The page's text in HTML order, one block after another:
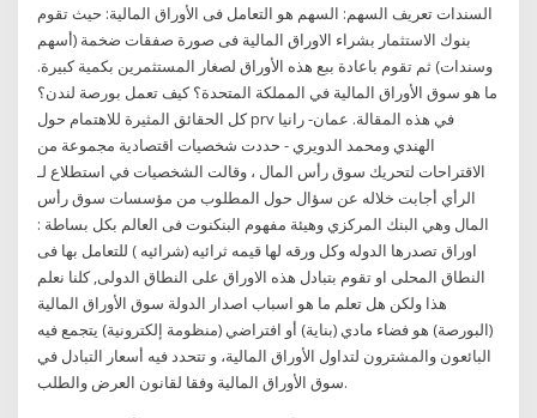
السندات تعريف السهم: السهم هو التعامل فى الأوراق المالية: حيث تقوم
بنوك الاستثمار بشراء الاوراق المالية فى صورة صفقات ضخمة (أسهم
وسندات) ثم تقوم باعادة ببع هذه الأوراق لصغار المستثمرين بكمية كبيرة.
ما هو سوق الأوراق المالية في المملكة المتحدة؟ كيف تعمل بورصة لندن؟
كل الحقائق المثيرة للاهتمام حول prv في هذه المقالة. عمان- رانيا
الهندي ومحمد الدويري - حددت شخصيات اقتصادية مجموعة من
الاقتراحات لتحريك سوق رأس المال ، وقالت الشخصيات في استطلاع لـ
الرأي أجابت خلاله عن سؤال حول المطلوب من مؤسسات سوق رأس
المال وهي البنك المركزي وهيئة مفهوم البنكنوت فى العالم بكل بساطة :
اوراق تصدرها الدوله وكل ورقه لها قيمه ثرائيه (شرائيه ) للتعامل بها فى
النطاق المحلى او تقوم بتبادل هذه الاوراق على النطاق الدولى, كلنا نعلم
هذا ولكن هل تعلم ما هو اسباب اصدار الدولة سوق الأوراق المالية
(البورصة) هو فضاء مادي (بناية) أو افتراضي (منظومة إلكترونية) يتجمع فيه
البائعون والمشترون لتداول الأوراق المالية، و تتحدد فيه أسعار التبادل في
سوق الأوراق المالية وفقا لقانون العرض والطلب.